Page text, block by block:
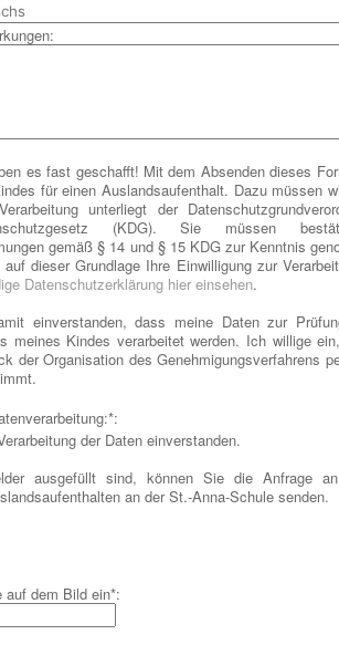
es fast geschafft! Mit dem Absenden dieses
für einen Auslandsaufenthalt. Dazu müssen
unterliegt der
(KDG). Sie müssen
gemäß § 14 und § 15 KDG zur Kenntnis
dieser Grundlage Ihre Einwilligung zur
Datenschutzerklärung hier einsehen.
einverstanden, dass meine Daten zur
meines Kindes verarbeitet werden. Ich willige
der Organisation des Genehmigungsverfahrens
der Daten einverstanden.
ausgefüllt sind, können Sie die Anfrage
an der St.-Anna-Schule senden.
auf dem Bild ein*: